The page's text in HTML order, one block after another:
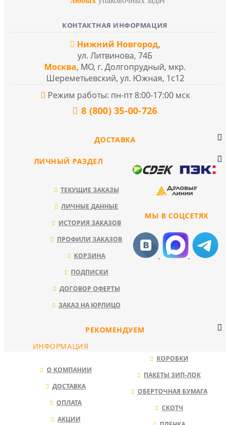
КОНТАКТНАЯ ИНФОРМАЦИЯ
Нижний Новгород,
ул. Литвинова, 74Б
Москва, МО, г. Долгопрудный, мкр.
Шереметьевский, ул. Южная, 1с12
Режим работы: пн-пт 8:00-17:00 мск
8 (800) 35-00-726
ДОСТАВКА
МЫ В СОЦСЕТЯХ
ЛИЧНЫЙ РАЗДЕЛ
ТЕКУЩИЕ ЗАКАЗЫ
ЛИЧНЫЕ ДАННЫЕ
ИСТОРИЯ ЗАКАЗОВ
ПРОФИЛИ ЗАКАЗОВ
КОРЗИНА
ПОДПИСКИ
ДОГОВОР ОФЕРТЫ
ЗАКАЗ НА ЮРЛИЦО
РЕКОМЕНДУЕМ
КОРОБКИ
ПАКЕТЫ ЗИП-ЛОК
ОБЕРТОЧНАЯ БУМАГА
СКОТЧ
ИНФОРМАЦИЯ
О КОМПАНИИ
ДОСТАВКА
ОПЛАТА
АКЦИИ